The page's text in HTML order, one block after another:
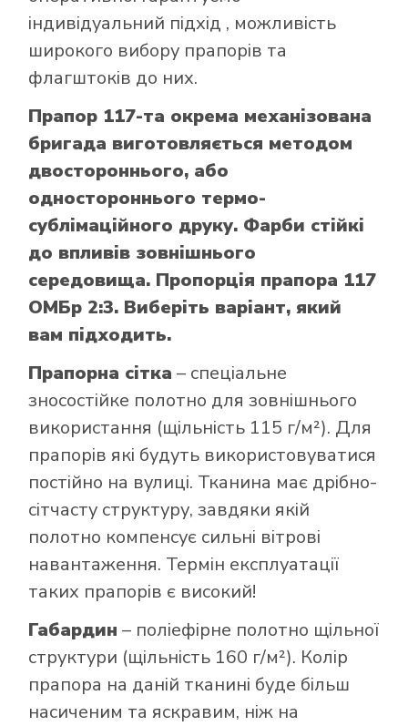
індивідуальний підхід , можливість
широкого вибору прапорів та
флагштоків до них.
Прапор 117-та окрема механізована
бригада виготовляється методом
двостороннього, або
одностороннього термо-
сублімаційного друку. Фарби стійкі
до впливів зовнішнього
середовища. Пропорція прапора 117
ОМБр 2:3. Виберіть варіант, який
вам підходить.
Прапорна сітка – спеціальне
зносостійке полотно для зовнішнього
використання (щільність 115 г/м²). Для
прапорів які будуть використовуватися
постійно на вулиці. Тканина має дрібно-
сітчасту структуру, завдяки якій
полотно компенсує сильні вітрові
навантаження. Термін експлуатації
таких прапорів є високий!
Габардин – поліефірне полотно щільної
структури (щільність 160 г/м²). Колір
прапора на даній тканині буде більш
насиченим та яскравим, ніж на